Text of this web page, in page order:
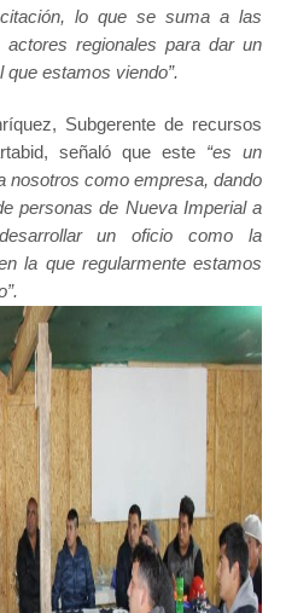
lo que se suma a las
regionales para dar un
estamos viendo”.
Subgerente de recursos
señaló que este “es un
nosotros como empresa, dando
personas de Nueva Imperial a
un oficio como la
la que regularmente estamos